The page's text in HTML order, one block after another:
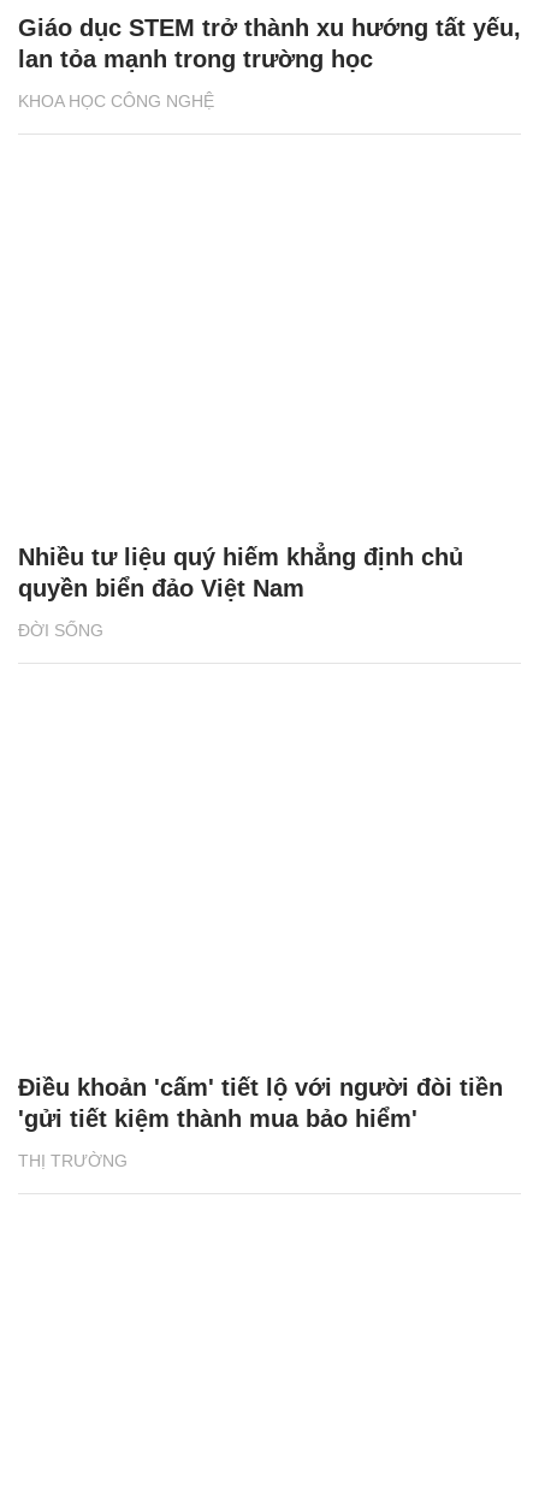
KHOA HỌC CÔNG NGHỆ
Giáo dục STEM trở thành xu hướng tất yếu,
lan tỏa mạnh trong trường học
ĐỜI SỐNG
Nhiều tư liệu quý hiếm khẳng định chủ
quyền biển đảo Việt Nam
THỊ TRƯỜNG
Điều khoản 'cấm' tiết lộ với người đòi tiền
'gửi tiết kiệm thành mua bảo hiểm'